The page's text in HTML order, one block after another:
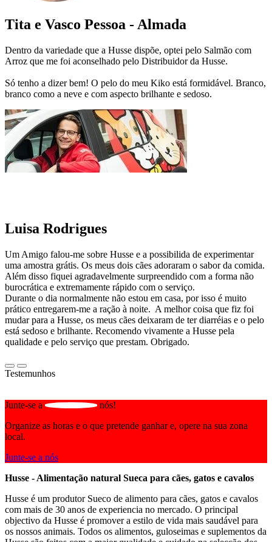
Tita e Vasco Pessoa - Almada
Dentro da variedade que a Husse dispõe, optei pelo Salmão com
Arroz que me foi aconselhado pelo Distribuidor da Husse.
Só tenho a dizer bem! O pelo do meu Kiko está formidável. Branco,
branco como a neve e com aspecto brilhante e sedoso.
Luisa Rodrigues
Um Amigo falou-me sobre Husse e a possibilida de experimentar
uma amostra grátis. Os meus dois cães adoraram o sabor da comida.
Além disso fiquei agradavelmente surpreendido com a forma não
burocrática e extremamente rápido com o serviço.
Durante o dia normalmente não estou em casa, por isso é muito
prático entregarem-me a ração à noite. A melhor coisa que fiz foi
mudar para a Husse, os meus cães deixaram de ter diarréias e o pelo
está sedoso e brilhante. Recomendo vivamente a Husse pela
qualidade e pelo serviço que prestam. Obrigado.
Testemunhos
Junte-se a
nós!
Organize as horas e o que pretende ganhar e, opere na sua zona
local.
Junte-se a nós
Husse - Alimentação natural Sueca para cães, gatos e cavalos
Husse é um produtor Sueco de alimento para cães, gatos e cavalos
com mais de 30 anos de experiencia no mercado. O principal
objectivo da Husse é promover a estilo de vida mais saudável para
os nossos animais. Todos os alimentos, guloseimas e suplementos da